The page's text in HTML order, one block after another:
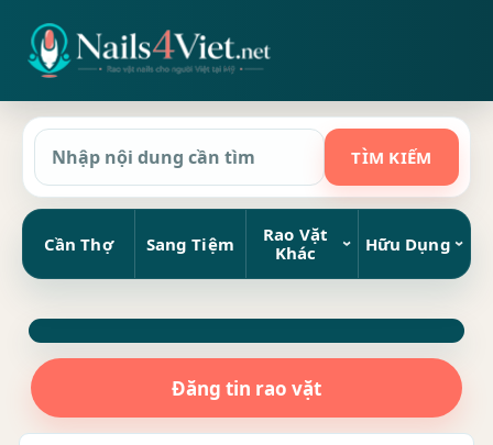
Cần Thợ Sang Tiệm
Rao Vặt
Khác
Hữu Dụng
Đăng tin rao vặt